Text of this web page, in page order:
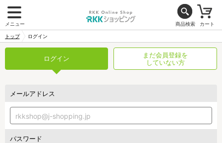
メニュー 商品検索 カート
トップ ログイン
ログイン
まだ会員登録を
していない方
メールアドレス
パスワード